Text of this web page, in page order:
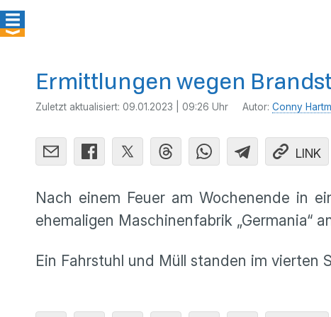
Ermittlungen wegen
Zuletzt aktualisiert: 09.01.2023 | 09:26 Uhr Autor: Conny
LINK
Nach einem Feuer am Wochenende in
ehemaligen Maschinenfabrik „Germania“
Ein Fahrstuhl und Müll standen im vierten